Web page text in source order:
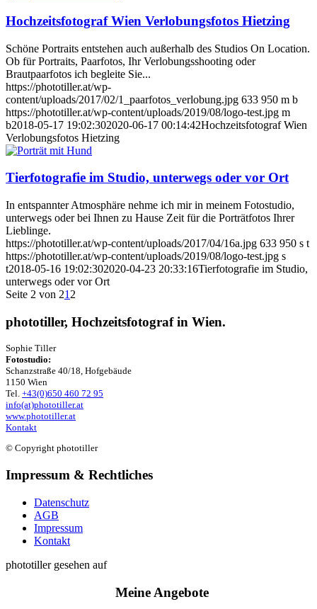
Hochzeitsfotograf Wien Verlobungsfotos Hietzing
Schöne Portraits entstehen auch außerhalb des Studios On Location.
Ob für Portraits, Paarfotos, Ihr Verlobungsshooting oder
Brautpaarfotos ich begleite Sie...
https://phototiller.at/wp-
content/uploads/2017/02/1_paarfotos_verlobung.jpg 633 950 m b
https://phototiller.at/wp-content/uploads/2019/08/logo-test.jpg m
b2018-05-17 19:02:302020-06-17 00:14:42Hochzeitsfotograf Wien
Verlobungsfotos Hietzing
Tierfotografie im Studio, unterwegs oder vor Ort
In entspannter Atmosphäre nehme ich mir in meinem Fotostudio,
unterwegs oder bei Ihnen zu Hause Zeit für die Porträtfotos Ihrer
Lieblinge.
https://phototiller.at/wp-content/uploads/2017/04/16a.jpg 633 950 s t
https://phototiller.at/wp-content/uploads/2019/08/logo-test.jpg s
t2018-05-16 19:02:302020-04-23 20:33:16Tierfotografie im Studio,
unterwegs oder vor Ort
Seite 2 von 21 2
phototiller, Hochzeitsfotograf in Wien.
Sophie Tiller
Fotostudio:
Schanzstraße 40/18, Hofgebäude
1150 Wien
Tel. +43(0)650 460 72 95
info(at)phototiller.at
www.phototiller.at
Kontakt
© Copyright phototiller
Impressum & Rechtliches
Datenschutz
AGB
Impressum
Kontakt
phototiller gesehen auf
Meine Angebote